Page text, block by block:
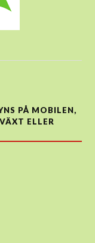
PÅ MOBILEN,
ELLER